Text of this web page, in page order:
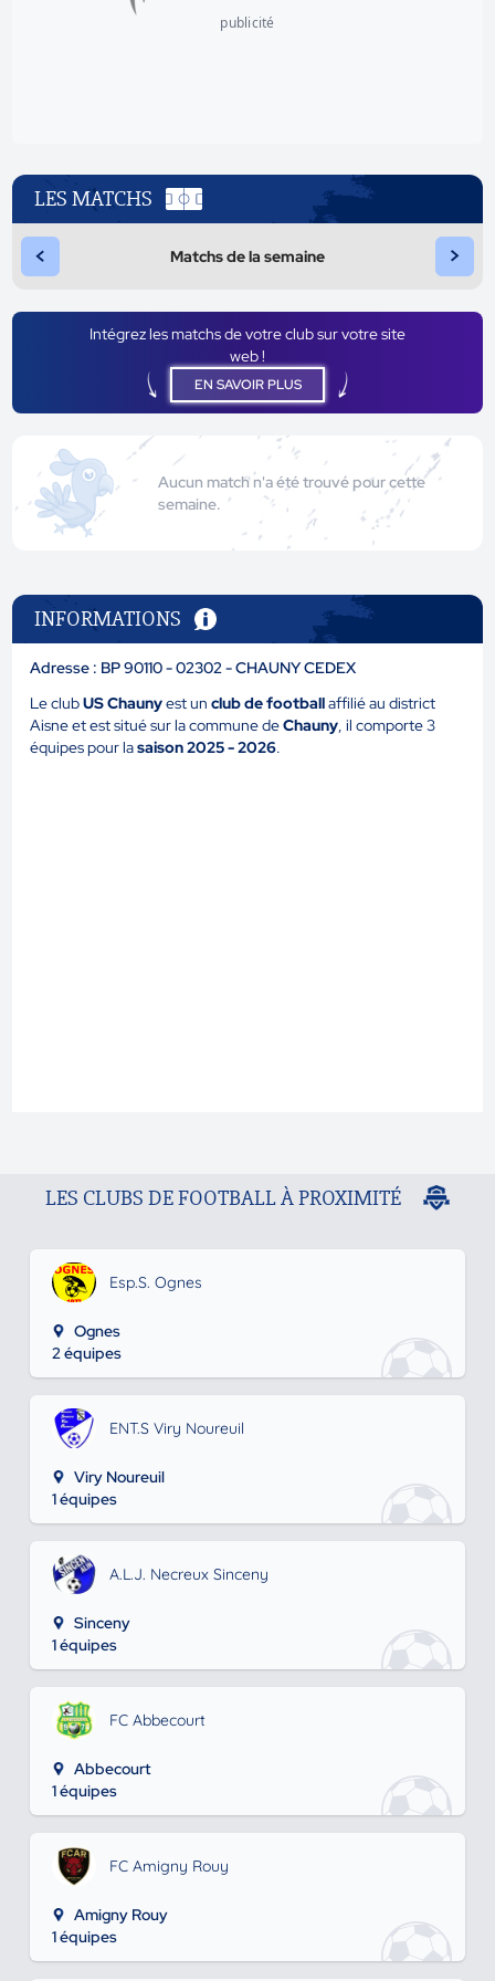
publicité
LES MATCHS
< Matchs de la semaine >
Intégrez les matchs de votre club sur votre site
web !
EN SAVOIR PLUS
Aucun match n'a été trouvé pour cette
semaine.
INFORMATIONS
Adresse : BP 90110 - 02302 - CHAUNY CEDEX
Le clubUS Chaunyest unclub de footballaffilié au district
Aisne et est situé sur la commune deChauny, il comporte 3
équipes pour lasaison 2025 - 2026.
LES CLUBS DE FOOTBALL À PROXIMITÉ
Esp.S. Ognes
Ognes
2 équipes
ENT.S Viry Noureuil
Viry Noureuil
1 équipes
A.L.J. Necreux Sinceny
Sinceny
1 équipes
FC Abbecourt
Abbecourt
1 équipes
FC Amigny Rouy
Amigny Rouy
1 équipes